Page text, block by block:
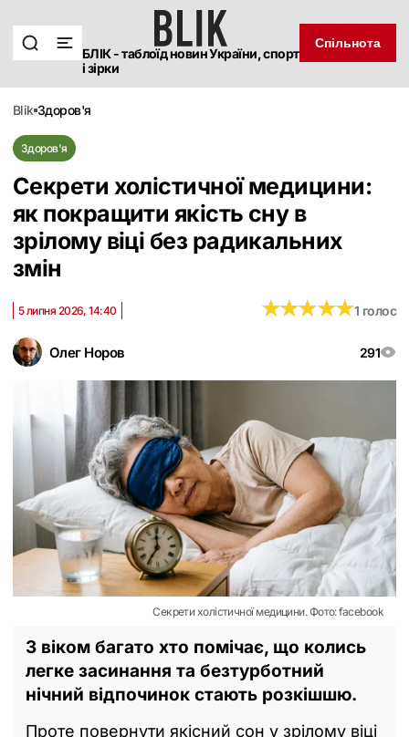
БЛІК - таблоїд новин України, спорт
і зірки
Спільнота
blik здоров'я
Здоров'я
Секрети холістичної медицини:
як покращити якість сну в
зрілому віці без радикальних
змін
Олег Норов 291
5 липня 2026, 14:40 ★★★★★
★★★★★1 голос
Секрети холістичної медицини. Фото: facebook
З віком багато хто помічає, що колись
легке засинання та безтурботний
нічний відпочинок стають розкішшю.
Проте повернути якісний сон у зрілому віці